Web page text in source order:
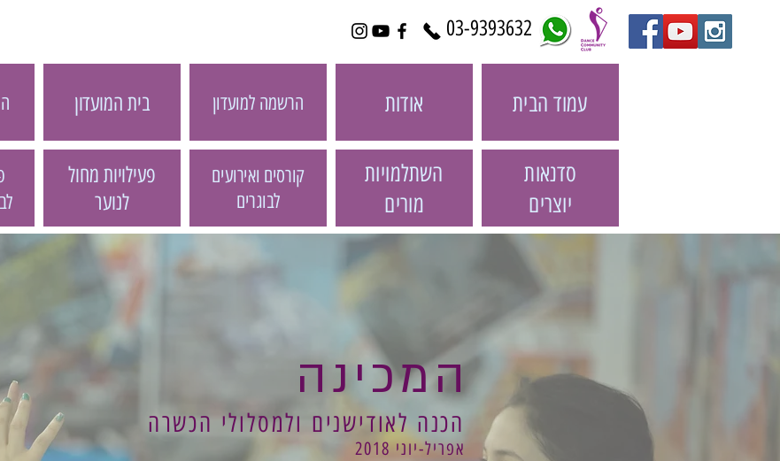
03-9393632
בית המועדון הרשמה למועדון אודות עמוד הבית
פעילויות מחול
לנוער
קורסים ואירועים
לבוגרים
השתלמויות
מורים
סדנאות
יוצרים
המכינה
הכנה לאודישנים ולמסלולי הכשרה
אפריל-יוני 2018